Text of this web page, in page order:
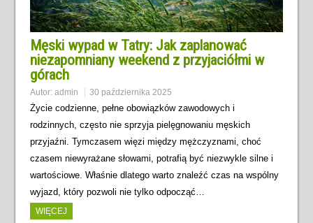
Męski wypad w Tatry: Jak zaplanować
niezapomniany weekend z przyjaciółmi w
górach
Autor: admin 30 października 2025
Życie codzienne, pełne obowiązków zawodowych i
rodzinnych, często nie sprzyja pielęgnowaniu męskich
przyjaźni. Tymczasem więzi między mężczyznami, choć
czasem niewyrażane słowami, potrafią być niezwykle silne i
wartościowe. Właśnie dlatego warto znaleźć czas na wspólny
wyjazd, który pozwoli nie tylko odpocząć…
WIĘCEJ